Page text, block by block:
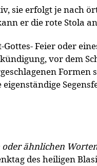
sie erfolgt je nach
er die rote Stola
Feier oder
vor dem
ähnlichen
des heiligen